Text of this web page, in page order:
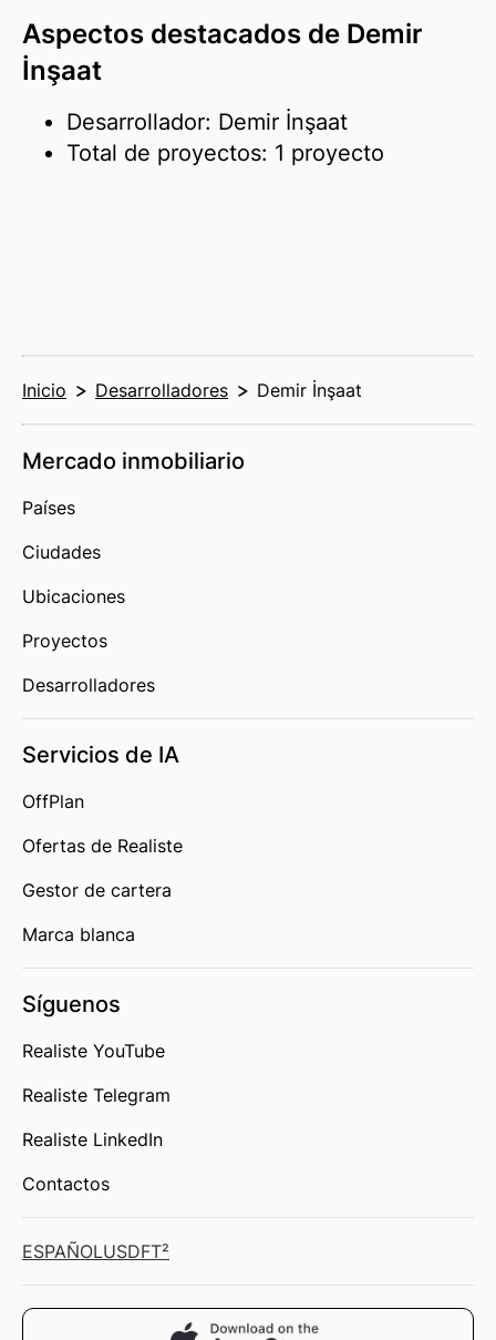
Aspectos destacados de Demir
İnşaat
Desarrollador: Demir İnşaat
Total de proyectos: 1 proyecto
Inicio Desarrolladores Demir İnşaat
Mercado inmobiliario
Países
Ciudades
Ubicaciones
Proyectos
Desarrolladores
Servicios de IA
OffPlan
Ofertas de Realiste
Gestor de cartera
Marca blanca
Síguenos
Realiste YouTube
Realiste Telegram
Realiste LinkedIn
Contactos
ESPAÑOLUSDFT²